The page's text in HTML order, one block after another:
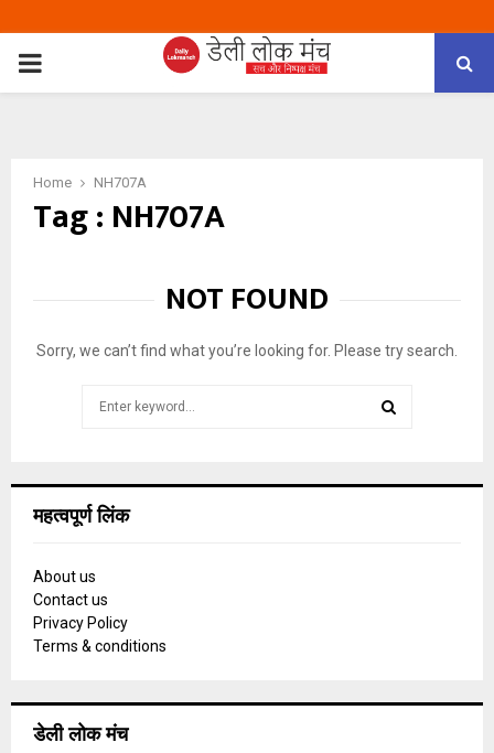
PRIMARY
Home NH707A
Tag : NH707A
NOT FOUND
Sorry, we can’t find what you’re looking for. Please try search.
महत्वपूर्ण लिंक
About us
Contact us
Privacy Policy
Terms & conditions
डेली लोक मंच